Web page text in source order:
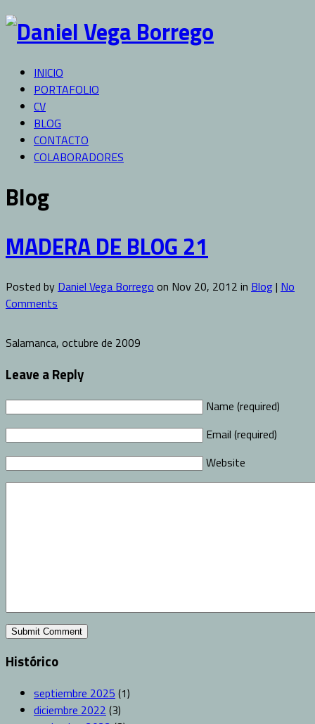
INICIO
PORTAFOLIO
CV
BLOG
CONTACTO
COLABORADORES
Blog
MADERA DE BLOG 21
Posted by Daniel Vega Borrego on Nov 20, 2012 in Blog| No
Comments
Salamanca, octubre de 2009
Leave a Reply
Name (required)
Email (required)
Website
Histórico
septiembre 2025 (1)
diciembre 2022 (3)